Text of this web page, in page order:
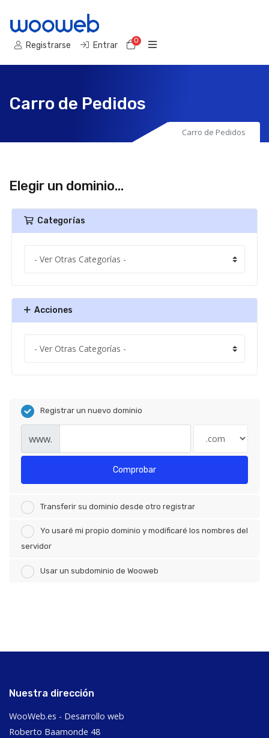
Registrarse Entrar 0Carro de Pedidos
Carro de Pedidos
Carro de Pedidos
Elegir un dominio...
Categorías
Acciones
Registrar un nuevo dominio
www.
Comprobar
Transferir su dominio desde otro registrar
Yo usaré mi propio dominio y modificaré los nombres del
servidor
Usar un subdominio de Wooweb
Nuestra dirección
WooWeb.es - Desarrollo web
Roberto Baamonde 48